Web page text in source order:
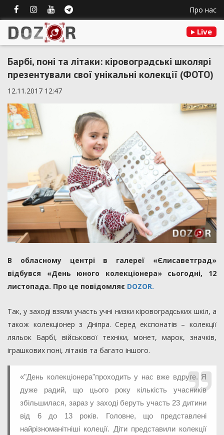
Про нас
Live
Барбі, поні та літаки: кіровоградські школярі
презентували свої унікальні колекції (ФОТО)
12.11.2017 12:47
В обласному центрі в галереї «Єлисаветград»
відбувся «День юного колекціонера» сьогодні, 12
листопада. Про це повідомляє DOZOR.
Так, у заході взяли участь учні низки кіровоградських шкіл, а
також колекціонер з Дніпра. Серед експонатів – колекції
ляльок Барбі, військової техніки, монет, марок, значків,
іграшкових поні, літаків та багато іншого.
«"День колекціонера"проходить у нас вже вдруге. Я
дуже радий, що цього року кількість учасників
збільшилася, зараз у заході беруть участь 23 дитини
‪від 6 до 13 років. Головне, що представлені
найрізноманітніші колеції. Діти представили колекції